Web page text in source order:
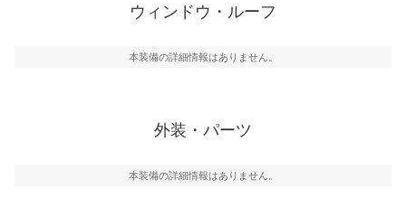
ウィンドウ・ルーフ
本装備の詳細情報はありません。
外装・パーツ
本装備の詳細情報はありません。